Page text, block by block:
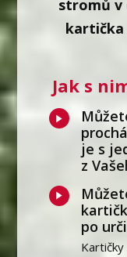
stromů v
kartička
Jak s
je s
z
po